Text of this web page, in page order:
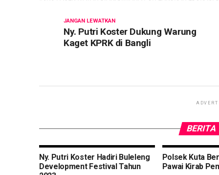
JANGAN LEWATKAN
Ny. Putri Koster Dukung Warung
Kaget KPRK di Bangli
Ny. Putri Koster Hadiri Buleleng
Development Festival Tahun
Polsek Kuta
Pawai Kirab